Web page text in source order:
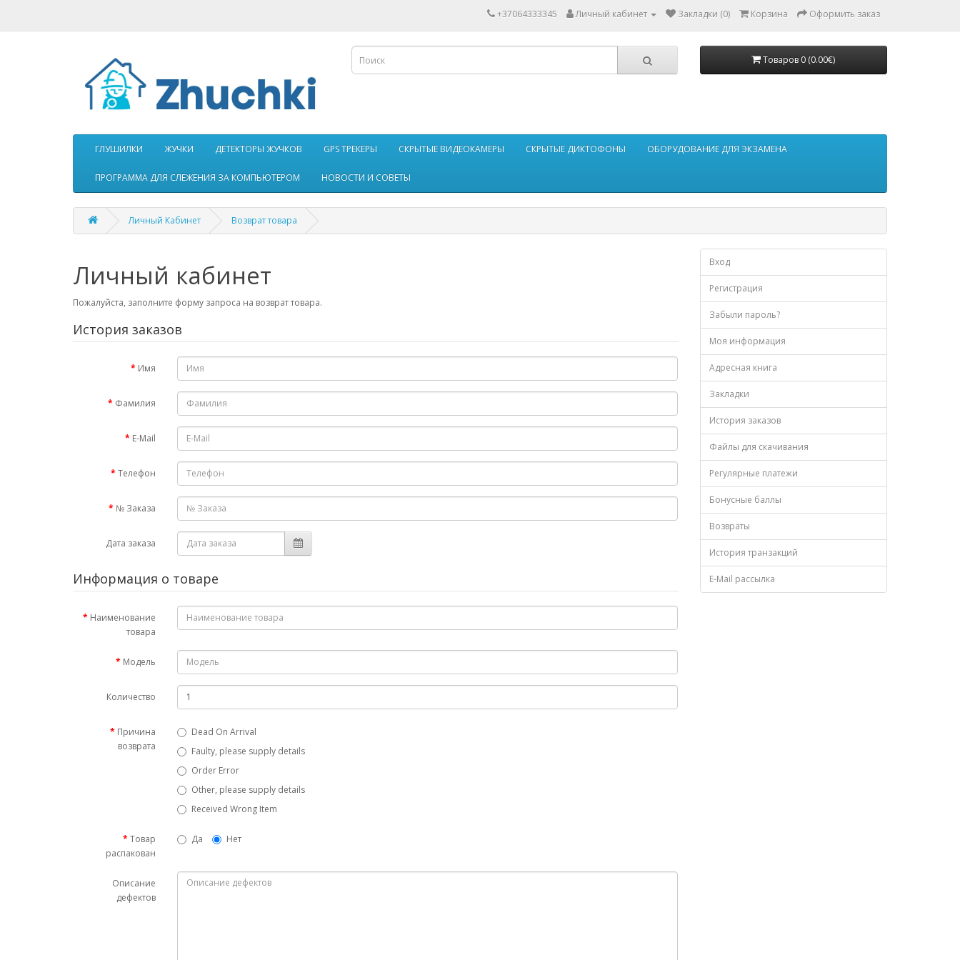
+37064333345 Личный кабинет Закладки (0) Корзина Оформить заказ
Товаров 0 (0.00€)
ГЛУШИЛКИ ЖУЧКИ ДЕТЕКТОРЫ ЖУЧКОВ GPS ТРЕКЕРЫ СКРЫТЫЕ ВИДЕОКАМЕРЫ СКРЫТЫЕ ДИКТОФОНЫ ОБОРУДОВАНИЕ ДЛЯ ЭКЗАМЕНА
ПРОГРАММА ДЛЯ СЛЕЖЕНИЯ ЗА КОМПЬЮТЕРОМ НОВОСТИ И СОВЕТЫ
Личный Кабинет Возврат товара
Личный кабинет
Пожалуйста, заполните форму запроса на возврат товара.
История заказов
Имя
Фамилия
E-Mail
Телефон
№ Заказа
Дата заказа
Информация о товаре
Наименование
товара
Модель
Количество
Причина
возврата
Dead On Arrival
Faulty, please supply details
Order Error
Other, please supply details
Received Wrong Item
Товар
распакован
Да Нет
Описание
дефектов
Вход
Регистрация
Забыли пароль?
Моя информация
Адресная книга
Закладки
История заказов
Файлы для скачивания
Регулярные платежи
Бонусные баллы
Возвраты
История транзакций
E-Mail рассылка